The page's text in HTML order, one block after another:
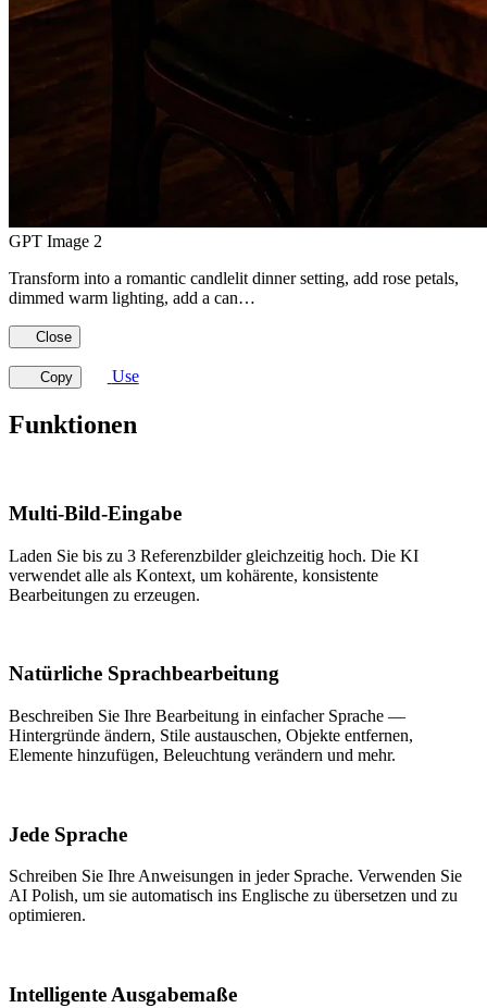
GPT Image 2
Transform into a romantic candlelit dinner setting, add rose petals,
dimmed warm lighting, add a can…
Close
Copy Use
Funktionen
Multi-Bild-Eingabe
Laden Sie bis zu 3 Referenzbilder gleichzeitig hoch. Die KI
verwendet alle als Kontext, um kohärente, konsistente
Bearbeitungen zu erzeugen.
Natürliche Sprachbearbeitung
Beschreiben Sie Ihre Bearbeitung in einfacher Sprache —
Hintergründe ändern, Stile austauschen, Objekte entfernen,
Elemente hinzufügen, Beleuchtung verändern und mehr.
Jede Sprache
Schreiben Sie Ihre Anweisungen in jeder Sprache. Verwenden Sie
AI Polish, um sie automatisch ins Englische zu übersetzen und zu
optimieren.
Intelligente Ausgabemaße